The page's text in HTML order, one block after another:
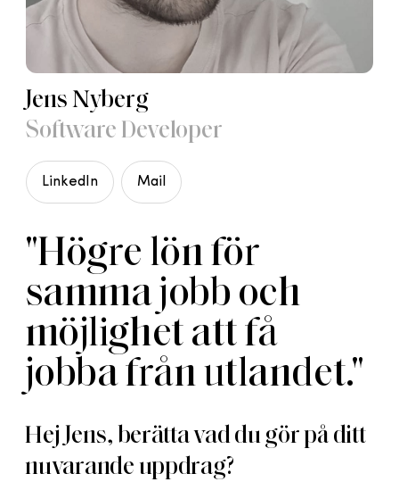
Jens Nyberg
Software Developer
LinkedIn Mail
"Högre lön för
samma jobb och
möjlighet att få
jobba från utlandet."
Hej Jens, berätta vad du gör på ditt
nuvarande uppdrag?